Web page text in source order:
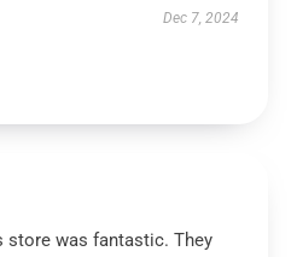
Dec 7, 2024
store was fantastic. They